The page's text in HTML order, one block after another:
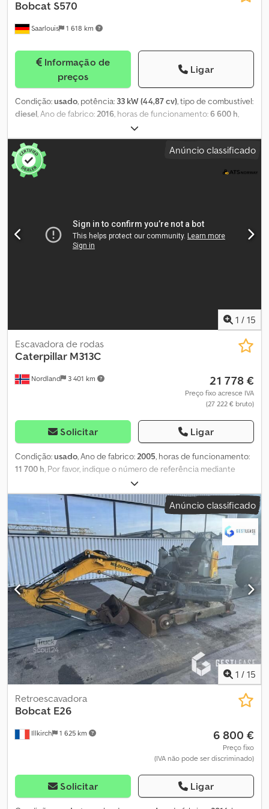
Saarlouis 1 618 km
Bobcat S570
Informação de
preços
Ligar
Condição:usado, potência: 33 kW (44,87 cv), tipo de combustível:
diesel, Ano de fabrico:2016, horas de funcionamento:6 600 h,
Peso vazio: 3.000 kg Chedszcw Hxjpfx Amvea Direção:
minicarregador
Anúncio classificado
1 / 15
Nordland 3 401 km
Escavadora de rodas
Caterpillar M313C
21 778 €
Preço fixo acresce IVA
(27 222 € bruto)
Solicitar Ligar
Condição:usado, Ano de fabrico:2005, horas de funcionamento:
11 700 h, Por favor, indique o número de referência mediante
pedido: 23878 Especificações: Ano do modelo: 2005 Horas:
aproximadamente 11.700 86 kW Certificado até 01/2027 Peso:
14.200 kg Lubrificação centralizada Caçamba com dentes Rototilt
Codpfjzrk H Njx Amvjha Caçamba para areia Alternador novo
Pneus (ver imagens) Preparado para utilização Pronto para
entrega Descrição: Escavadora de rodas CAT M313C de 2005,
com 2 caçambas e rototilt. O óleo e o filtro de óleo são
substituídos anualmente pelo próprio proprietário. A máquina não
tinha um ecrã; este foi substituído recentemente, mas o
proprietário não consegue fazê-lo funcionar corretamente. A
máquina funciona constantemente em baixa velocidade. Pronta
para entrega. Horas de funcionamento: 11700 Peso próprio: 14200
Ano de inspeção: Sim Válido até: 01/2027 CE: Sim Modelo:
Escavadora de rodas M313C com 2 caçambas e rototilt. VEJA O
VÍDEO = Mais informações = Tipo de tração: Rodas Marcação CE:
sim Número de série: CATM313CHBDRR0xxxx Para mais
informações, contacte a ATS Norway.
Anúncio classificado
1 / 15
Illkirch 1 625 km
Retroescavadora
Bobcat E26
6 800 €
Preço fixo
(IVA não pode ser discriminado)
Solicitar Ligar